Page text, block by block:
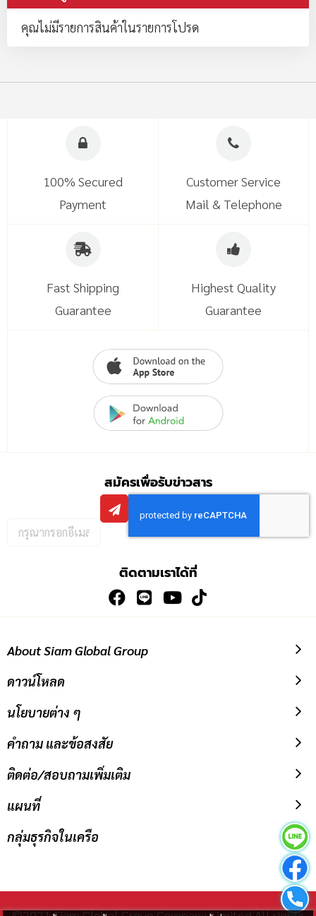
เปรียบเทียบสินค้า
คุณไม่มีรายการสินค้าในรายการโปรด
100% Secured
Payment
Customer Service
Mail & Telephone
Guarantee
Guarantee
สมัครเพื่อรับข่าวสาร
อีเมล
สมัคร
รับ
ข่าวสาร:
ดาวน์โหลด
คำถาม และข้อสงสัย